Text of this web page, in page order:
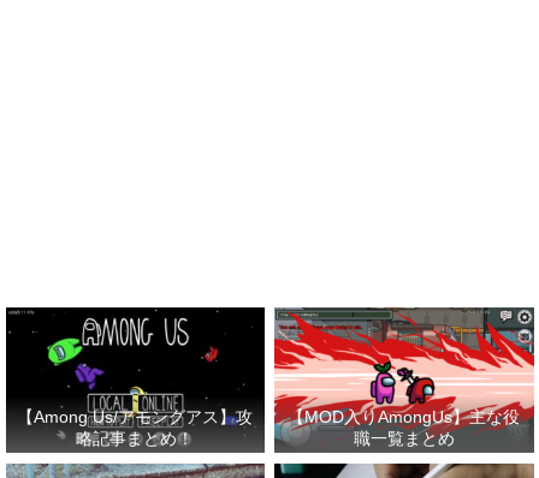
【Among Us/アモングアス】攻
略記事まとめ！
【MOD入りAmongUs】主な役
職一覧まとめ